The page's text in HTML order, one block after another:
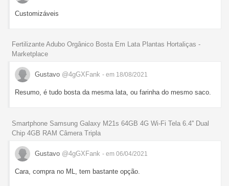
Customizáveis
Fertilizante Adubo Orgânico Bosta Em Lata Plantas Hortaliças -
Marketplace
Gustavo @4gGXFank - em 18/08/2021
Resumo, é tudo bosta da mesma lata, ou farinha do mesmo saco.
Smartphone Samsung Galaxy M21s 64GB 4G Wi-Fi Tela 6.4'' Dual
Chip 4GB RAM Câmera Tripla
Gustavo @4gGXFank - em 06/04/2021
Cara, compra no ML, tem bastante opção.